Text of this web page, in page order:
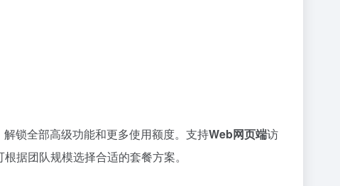
锁全部高级功能和更多使用额度。支持Web网页端访
据团队规模选择合适的套餐方案。